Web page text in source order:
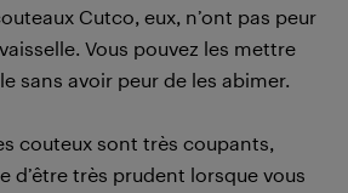
Cutco, eux, n’ont pas peur
Vous pouvez les mettre
sans avoir peur de les abimer.
couteux sont très coupants,
d’être très prudent lorsque vous